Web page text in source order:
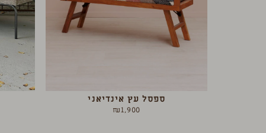
ספסל עץ אינדיאני
₪1,900